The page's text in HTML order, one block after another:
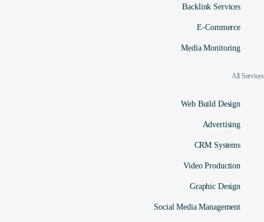
Backlink Services
E-Commerce
Media Monitoring
All Services
Web Build Design
Advertising
CRM Systems
Video Production
Graphic Design
Social Media Management​